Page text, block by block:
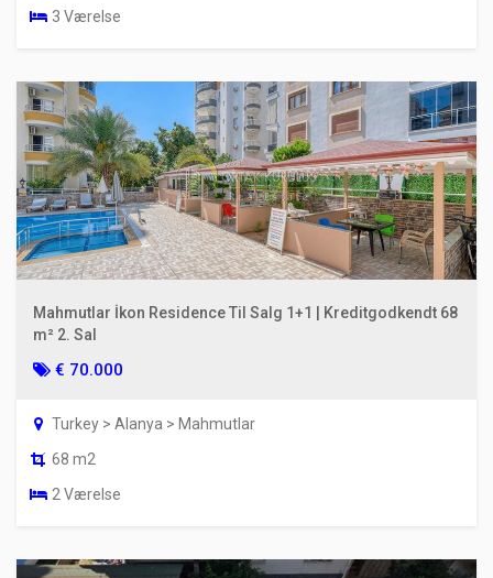
3 Værelse
Mahmutlar İkon Residence Til Salg 1+1 | Kreditgodkendt 68
m² 2. Sal
€ 70.000
Turkey > Alanya > Mahmutlar
68 m2
2 Værelse